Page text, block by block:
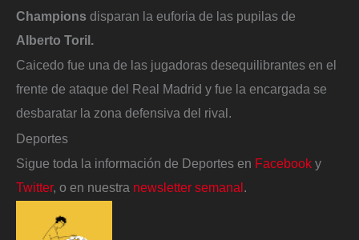
Champions disparan la euforia de las pupilas de
Alberto Toril.
Caicedo fue una de las jugadoras desequilibrantes en el
frente de ataque del Real Madrid y fue la encargada se
desbaratar la zona defensiva del rival.
Deportes
Sigue toda la información de Deportes en Facebook y
Twitter, o en nuestra newsletter semanal .